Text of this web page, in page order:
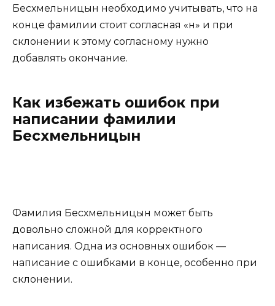
Бесхмельницын необходимо учитывать, что на
конце фамилии стоит согласная «н» и при
склонении к этому согласному нужно
добавлять окончание.
Как избежать ошибок при
написании фамилии
Бесхмельницын
Фамилия Бесхмельницын может быть
довольно сложной для корректного
написания. Одна из основных ошибок —
написание с ошибками в конце, особенно при
склонении.